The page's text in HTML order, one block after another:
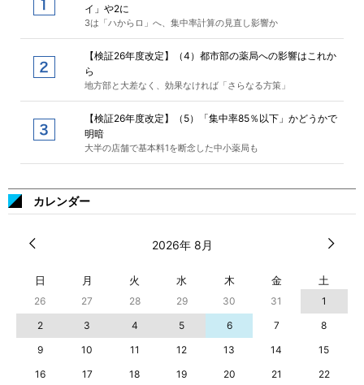
イ」や2に
3は「ハからロ」へ、集中率計算の見直し影響か
【検証26年度改定】（4）都市部の薬局への影響はこれか
ら
地方部と大差なく、効果なければ「さらなる方策」
【検証26年度改定】（5）「集中率85％以下」かどうかで
明暗
大半の店舗で基本料1を断念した中小薬局も
カレンダー
2026年 8月
日 月 火 水 木 金 土
26 27 28 29 30 31
1
2
3 4 5 6 7
8
9
10 11 12 13 14
15
16
17 18 19 20 21
22